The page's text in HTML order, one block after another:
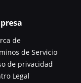
de
de Servicio
de privacidad
Legal